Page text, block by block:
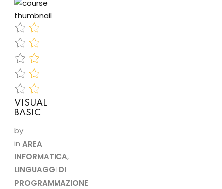
pronomi
personali,
elemento
fondamentale
in una…
VISUAL
BASIC
by
in AREA
INFORMATICA,
LINGUAGGI DI
PROGRAMMAZIONE